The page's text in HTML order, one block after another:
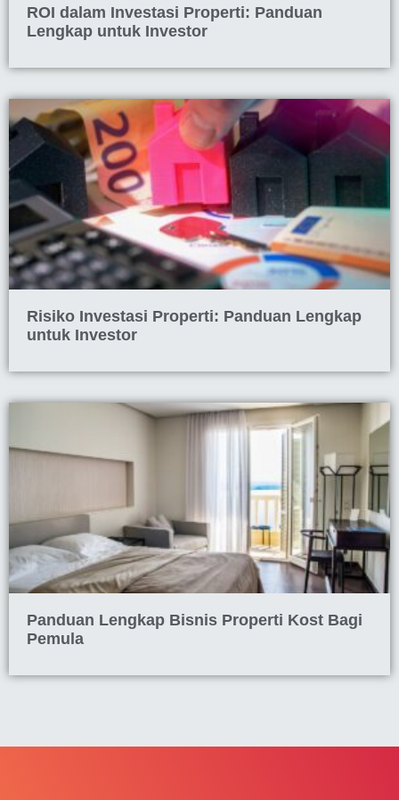
ROI dalam Investasi Properti: Panduan
Lengkap untuk Investor
Risiko Investasi Properti: Panduan Lengkap
untuk Investor
Panduan Lengkap Bisnis Properti Kost Bagi
Pemula